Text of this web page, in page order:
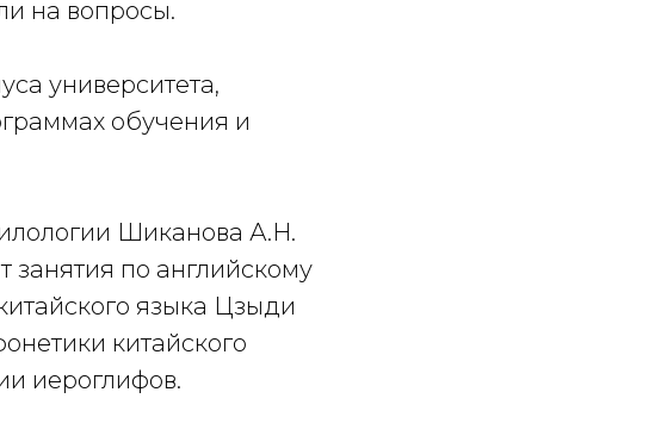
на вопросы.
университета,
обучения и
Шиканова А.Н.
по английскому
языка Цзыди
китайского
иероглифов.